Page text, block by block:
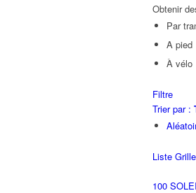
Obtenir
Par
A pied
À vélo
Filtre
Trier par :
Liste Grille
100